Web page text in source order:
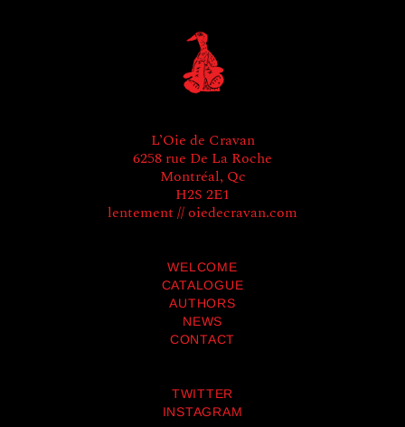
L’Oie de Cravan
6258 rue De La Roche
Montréal, Qc
H2S 2E1
lentement // oiedecravan.com
WELCOME
CATALOGUE
AUTHORS
NEWS
CONTACT
TWITTER
INSTAGRAM